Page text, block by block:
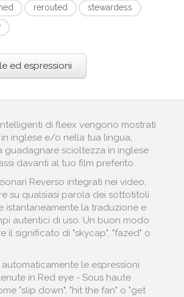
rerouted
stewardess
ed espressioni
di fleex vengono mostrati
inglese e/o nella tua lingua,
guadagnare scioltezza in inglese
davanti al tuo film preferito.
Reverso integrati nei video,
su qualsiasi parola dei sottotitoli
istantaneamente la traduzione e
autentici di uso. Un buon modo
il significato di "skycap", "fazed" o
automaticamente le espressioni
in Red eye - Sous haute
"slip down", "hit the fan" o "get